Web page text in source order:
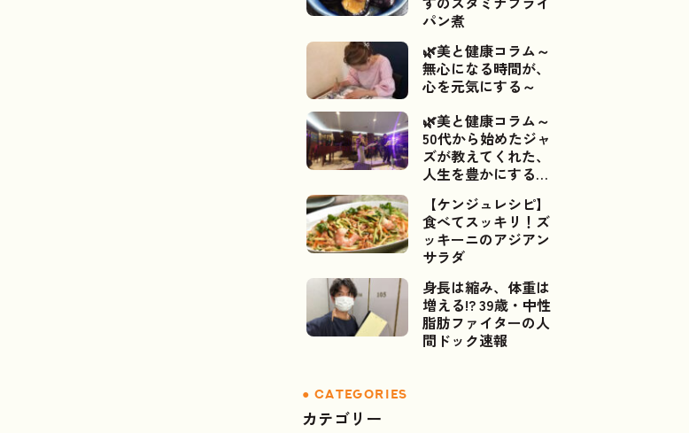
パン煮
🌿美と健康コラム～
無心になる時間が、
心を元気にする～
🌿美と健康コラム～
50代から始めたジャ
ズが教えてくれた、
人生を豊かにするご
【ケンジュレシピ】
食べてスッキリ！ズ
ッキーニのアジアン
サラダ
身長は縮み、体重は
増える!? 39歳・中性
脂肪ファイターの人
間ドック速報
カテゴリー